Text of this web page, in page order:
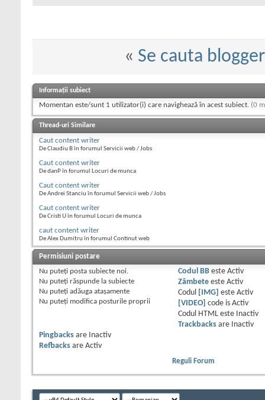
« Se cauta blogger
Informații subiect
Momentan este/sunt 1 utilizator(i) care navighează în acest subiect. (0
Thread-uri Similare
Caut content writer
De Claudiu B în forumul Servicii web / Jobs
Caut content writer
De danP în forumul Locuri de munca
Caut content writer
De Andrei Stanciu în forumul Servicii web / Jobs
Caut content writer
De Cristi U în forumul Locuri de munca
caut content writer
De Alex Dumitru în forumul Continut web
Permisiuni postare
Nu puteţi posta subiecte noi.
Nu puteţi răspunde la subiecte
Nu puteţi adăuga ataşamente
Nu puteţi modifica posturile proprii
Codul BBeste Activ
Zâmbeteeste Activ
Codul
[IMG] este Activ
[VIDEO]
code is Activ
Codul HTML este
Inactiv
Trackbacksare
Inactiv
Pingbacks are
Inactiv
Refbacks are Activ
Reguli Forum